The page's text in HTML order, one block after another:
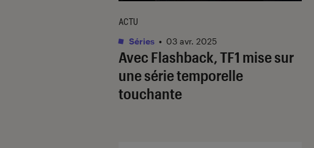
Avec Flashback, TF1 mise sur
une série temporelle
touchante
ACTU
Séries • 03 avr. 2025